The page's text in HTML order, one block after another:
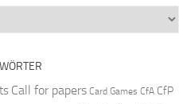
Call for papers Card Games CfA CfP